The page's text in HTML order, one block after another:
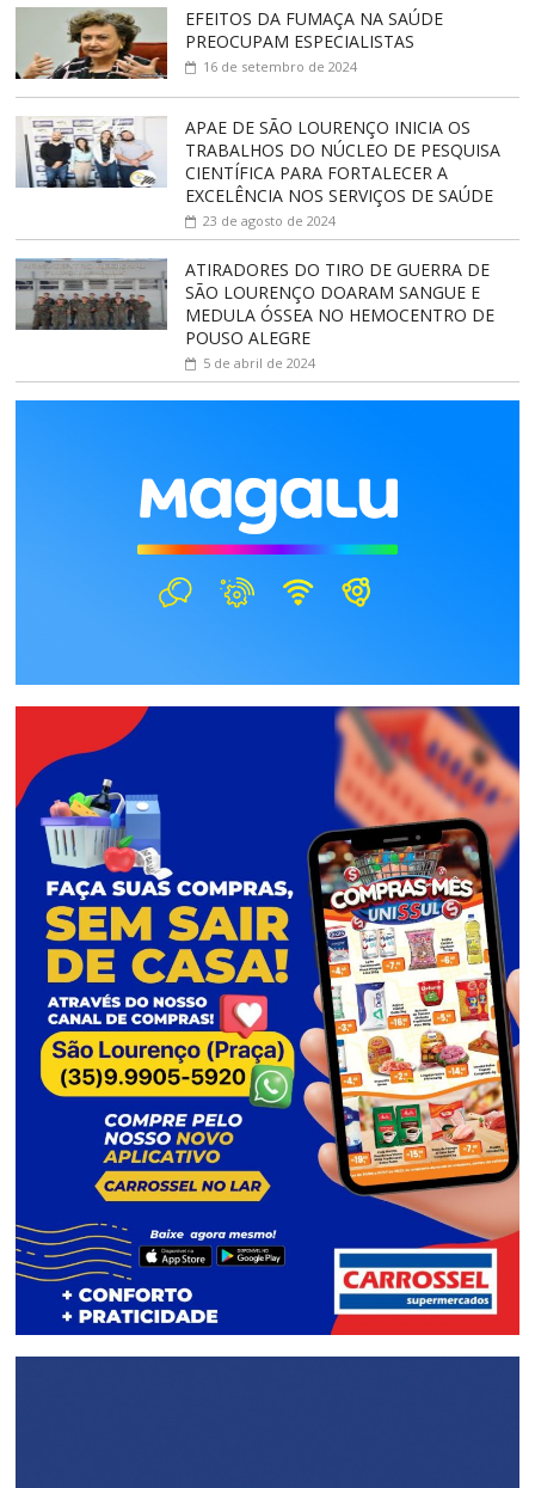
EFEITOS DA FUMAÇA NA SAÚDE
PREOCUPAM ESPECIALISTAS
16 de setembro de 2024
APAE DE SÃO LOURENÇO INICIA OS
TRABALHOS DO NÚCLEO DE PESQUISA
CIENTÍFICA PARA FORTALECER A
EXCELÊNCIA NOS SERVIÇOS DE SAÚDE
23 de agosto de 2024
ATIRADORES DO TIRO DE GUERRA DE
SÃO LOURENÇO DOARAM SANGUE E
MEDULA ÓSSEA NO HEMOCENTRO DE
POUSO ALEGRE
5 de abril de 2024